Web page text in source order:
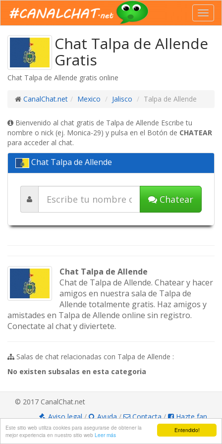
Entendido!
Este sitio web utiliza cookies para asegurarse de obtener la
mejor experiencia en nuestro sitio web Leer más
Chat Talpa de Allende
Gratis
Chat Talpa de Allende gratis online
CanalChat.net Mexico Jalisco Talpa de Allende
Bienvenido al chat gratis de Talpa de Allende Escribe tu
nombre o nick (ej. Monica-29) y pulsa en el Botón de CHATEAR
para acceder al chat.
Chat Talpa de Allende
Chatear
Chat Talpa de Allende
Chat de Talpa de Allende. Chatear y hacer
amigos en nuestra sala de Talpa de
Allende totalmente gratis. Haz amigos y
amistades en Talpa de Allende online sin registro.
Conectate al chat y diviertete.
Salas de chat relacionadas con Talpa de Allende :
No existen subsalas en esta categoria
© 2017 CanalChat.net
Aviso legal/ Ayuda/ Contacta/ Hazte fan